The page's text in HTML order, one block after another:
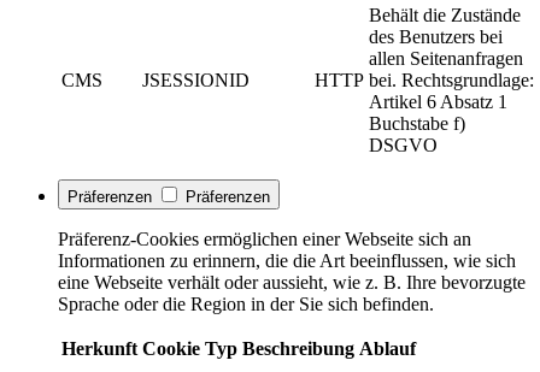
CMS JSESSIONID HTTP
Behält die Zustände
des Benutzers bei
allen Seitenanfragen
bei. Rechtsgrundlage:
Artikel 6 Absatz 1
Buchstabe f)
DSGVO
Präferenzen Präferenzen
Präferenz-Cookies ermöglichen einer Webseite sich an
Informationen zu erinnern, die die Art beeinflussen, wie sich
eine Webseite verhält oder aussieht, wie z. B. Ihre bevorzugte
Sprache oder die Region in der Sie sich befinden.
Herkunft Cookie Typ Beschreibung Ablauf